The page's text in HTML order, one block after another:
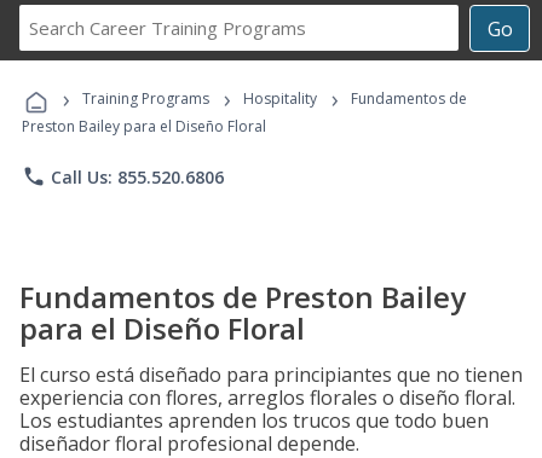
Go
Career
Programs
› Training Programs › Hospitality ›
Fundamentos de
Preston Bailey para el Diseño Floral
phone Call Us: 855.520.6806
Fundamentos de Preston Bailey
para el Diseño Floral
El curso está diseñado para principiantes que no tienen
experiencia con flores, arreglos florales o diseño floral.
Los estudiantes aprenden los trucos que todo buen
diseñador floral profesional depende.